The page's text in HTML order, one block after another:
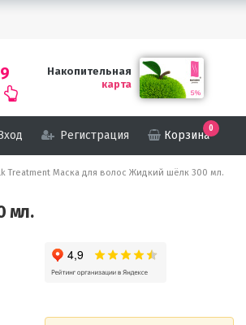
Накопительная
карта
Регистрация Корзина
0
Treatment Маска для волос Жидкий шёлк 300 мл.
мл.